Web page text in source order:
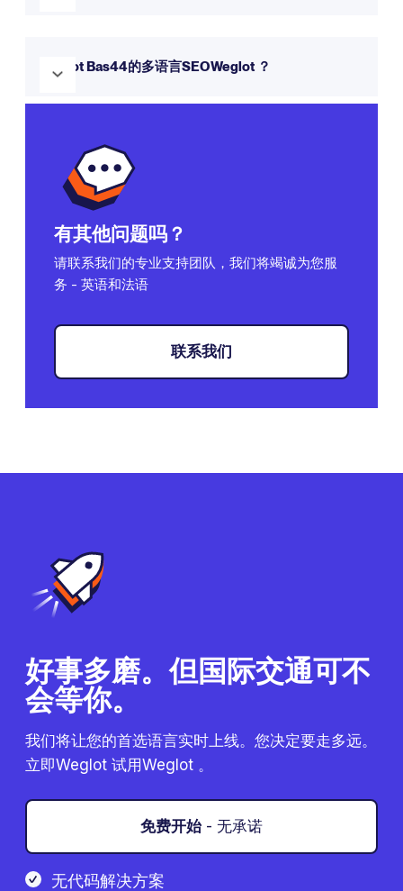
管理翻译的完全控制权。了解有关Weglot 工作原理的
Weglot Bas44的多语言SEOWeglot ？
hreflang 标签、翻译元数据和子目录或子域结构。
有其他问题吗？
请联系我们的专业支持团队，我们将竭诚为您服
务 - 英语和法语
联系我们
好事多磨。但国际交通可不
会等你。
我们将让您的首选语言实时上线。您决定要走多远。
立即Weglot 试用Weglot 。
免费开始- 无承诺
无代码解决方案